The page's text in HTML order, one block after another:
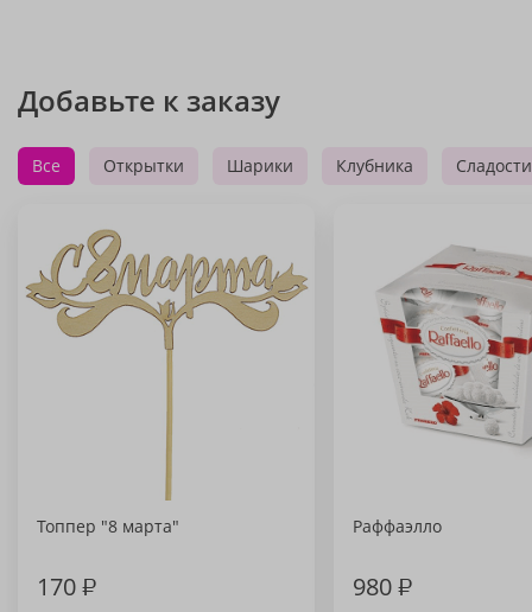
Добавьте к заказу
Все Открытки Шарики Клубника Сладости
Топпер "8 марта"
170₽
Раффаэлло
980₽